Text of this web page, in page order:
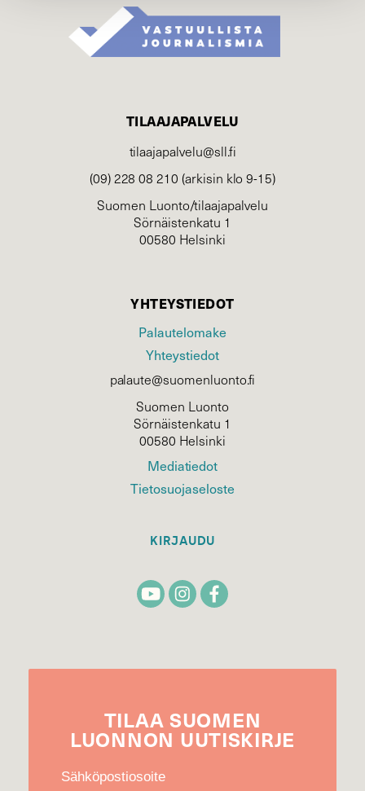
TILAAJAPALVELU
tilaajapalvelu@sll.fi
(09) 228 08 210 (arkisin klo 9-15)
Suomen Luonto/tilaajapalvelu
Sörnäistenkatu 1
00580 Helsinki
YHTEYSTIEDOT
Palautelomake
Yhteystiedot
palaute@suomenluonto.fi
Suomen Luonto
Sörnäistenkatu 1
00580 Helsinki
Mediatiedot
Tietosuojaseloste
KIRJAUDU
TILAA SUOMEN
LUONNON UUTIS­KIRJE
Sähköpostiosoite